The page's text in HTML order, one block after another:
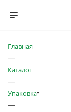
Главная
—
Каталог
—
Упаковка
—